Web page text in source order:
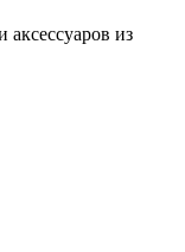
аксессуаров из